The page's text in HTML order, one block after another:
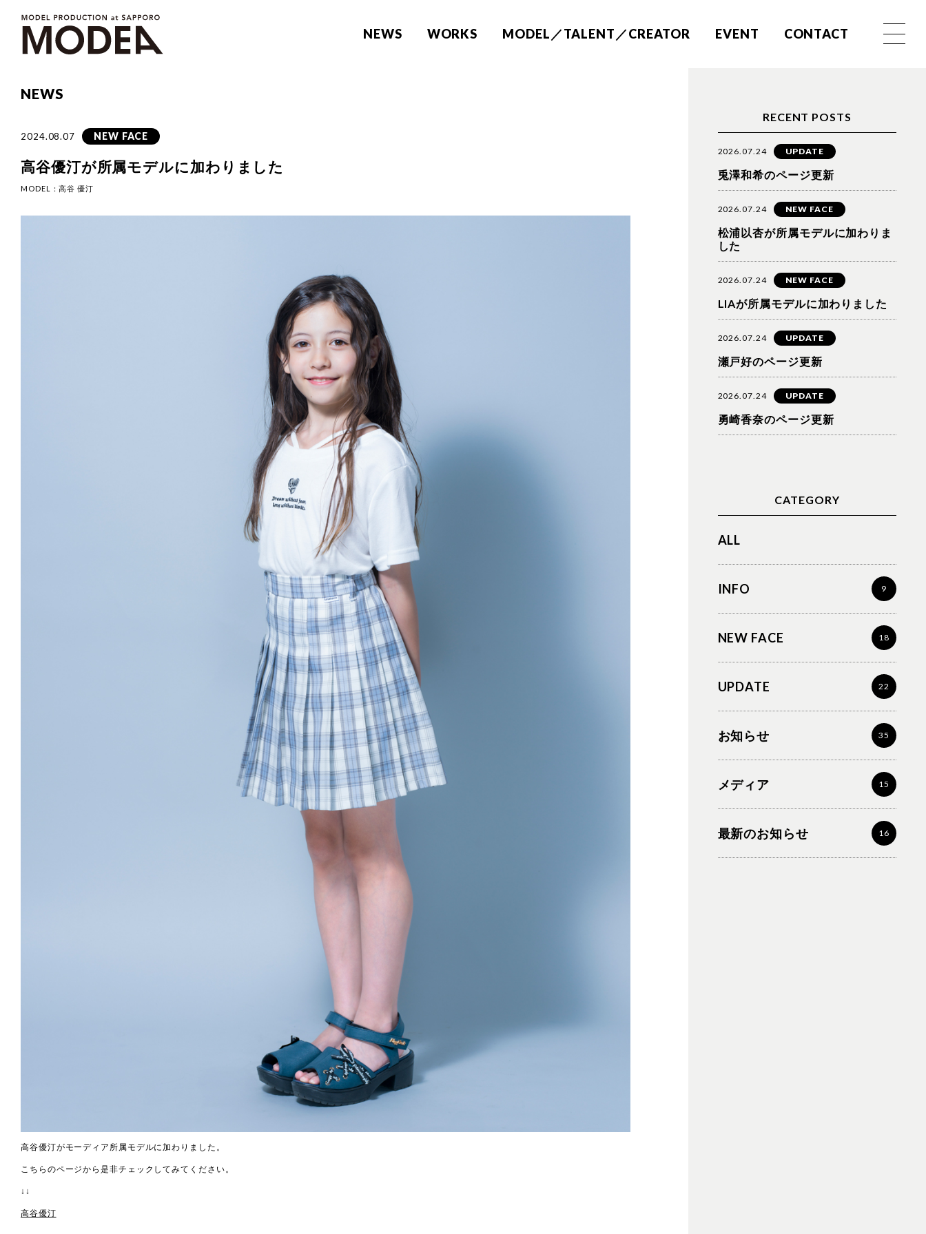
NEWS WORKS MODEL／TALENT／CREATOR EVENT CONTACT
NEWS
2024.08.07 NEW FACE
高谷優汀が所属モデルに加わりました
MODEL：高谷 優汀
高谷優汀がモーディア所属モデルに加わりました。
こちらのページから是非チェックしてみてください。
↓↓
高谷優汀
RECENT POSTS
2026.07.24 UPDATE
兎澤和希のページ更新
2026.07.24 NEW FACE
松浦以杏が所属モデルに加わりま
した
2026.07.24 NEW FACE
LIAが所属モデルに加わりました
2026.07.24 UPDATE
瀬戸好のページ更新
2026.07.24 UPDATE
勇崎香奈のページ更新
CATEGORY
ALL
INFO 9
NEW FACE 18
UPDATE 22
お知らせ 35
メディア 15
最新のお知らせ 16